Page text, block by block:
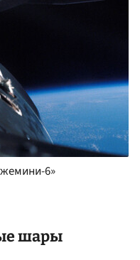
6»
шары